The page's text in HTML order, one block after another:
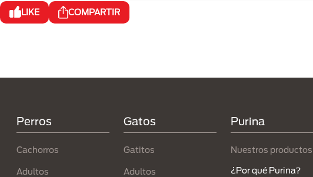
LIKE COMPARTIR
Perros
Cachorros
Adultos
Gatos
Gatitos
Adultos
Purina
Nuestros productos
¿Por qué Purina?